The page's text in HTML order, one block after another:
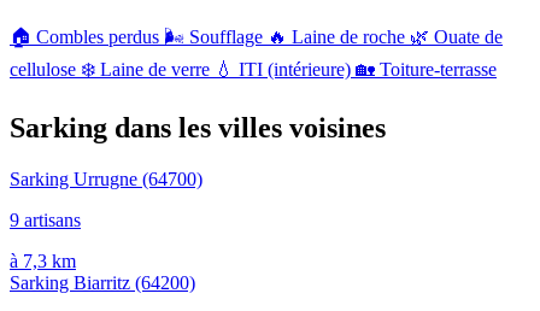
🏠 Combles perdus 🌬️ Soufflage 🔥 Laine de roche 🌿 Ouate de
cellulose ❄️ Laine de verre 💧 ITI (intérieure) 🏡 Toiture-terrasse
Sarking dans les villes voisines
Sarking Urrugne (64700)
9 artisans
à 7,3 km
Sarking Biarritz (64200)